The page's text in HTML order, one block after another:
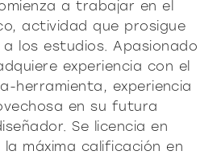
a trabajar en el
actividad que prosigue
los estudios. Apasionado
experiencia con el
herramienta, experiencia
en su futura
Se licencia en
máxima calificación en